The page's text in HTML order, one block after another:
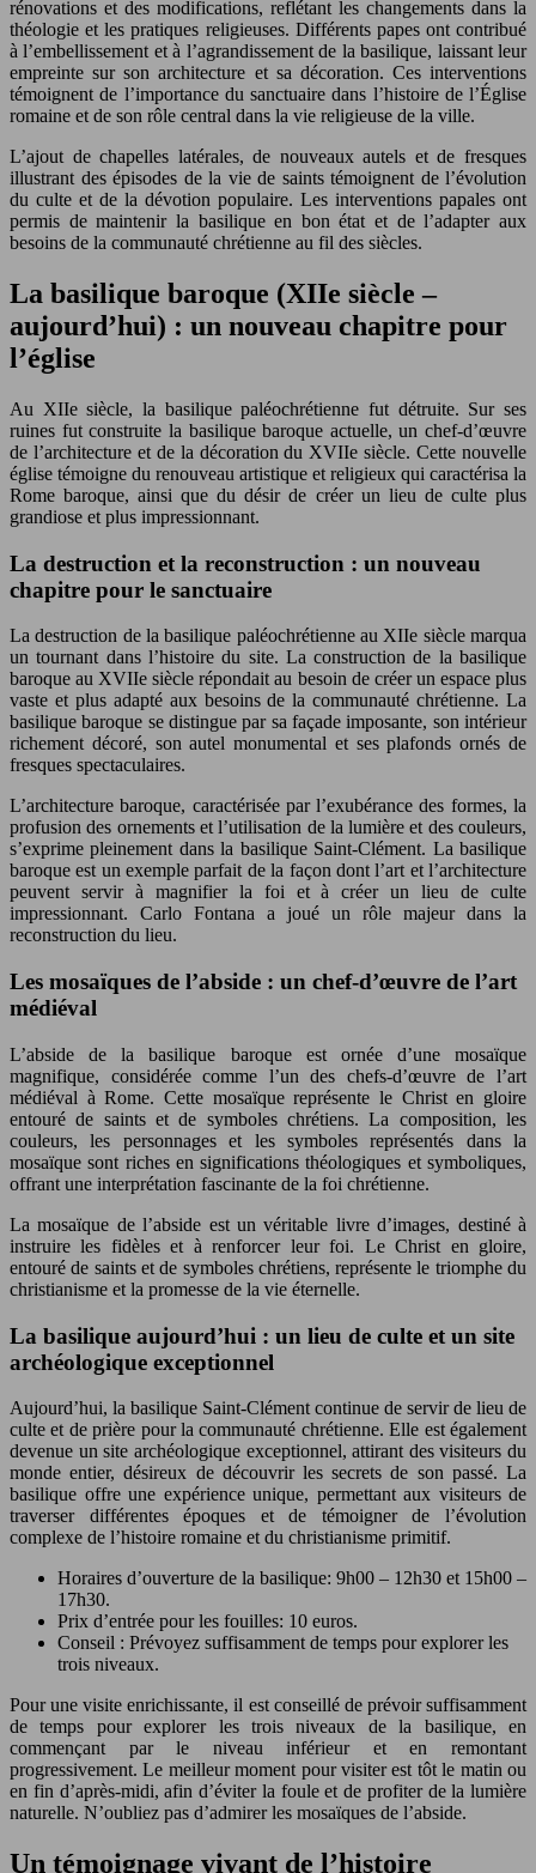
rénovations et des modifications, reflétant les changements dans la
théologie et les pratiques religieuses. Différents papes ont contribué
à l’embellissement et à l’agrandissement de la basilique, laissant leur
empreinte sur son architecture et sa décoration. Ces interventions
témoignent de l’importance du sanctuaire dans l’histoire de l’Église
romaine et de son rôle central dans la vie religieuse de la ville.
L’ajout de chapelles latérales, de nouveaux autels et de fresques
illustrant des épisodes de la vie de saints témoignent de l’évolution
du culte et de la dévotion populaire. Les interventions papales ont
permis de maintenir la basilique en bon état et de l’adapter aux
besoins de la communauté chrétienne au fil des siècles.
La basilique baroque (XIIe siècle –
aujourd’hui) : un nouveau chapitre pour
l’église
Au XIIe siècle, la basilique paléochrétienne fut détruite. Sur ses
ruines fut construite la basilique baroque actuelle, un chef-d’œuvre
de l’architecture et de la décoration du XVIIe siècle. Cette nouvelle
église témoigne du renouveau artistique et religieux qui caractérisa la
Rome baroque, ainsi que du désir de créer un lieu de culte plus
grandiose et plus impressionnant.
La destruction et la reconstruction : un nouveau
chapitre pour le sanctuaire
La destruction de la basilique paléochrétienne au XIIe siècle marqua
un tournant dans l’histoire du site. La construction de la basilique
baroque au XVIIe siècle répondait au besoin de créer un espace plus
vaste et plus adapté aux besoins de la communauté chrétienne. La
basilique baroque se distingue par sa façade imposante, son intérieur
richement décoré, son autel monumental et ses plafonds ornés de
fresques spectaculaires.
L’architecture baroque, caractérisée par l’exubérance des formes, la
profusion des ornements et l’utilisation de la lumière et des couleurs,
s’exprime pleinement dans la basilique Saint-Clément. La basilique
baroque est un exemple parfait de la façon dont l’art et l’architecture
peuvent servir à magnifier la foi et à créer un lieu de culte
impressionnant. Carlo Fontana a joué un rôle majeur dans la
reconstruction du lieu.
Les mosaïques de l’abside : un chef-d’œuvre de l’art
médiéval
L’abside de la basilique baroque est ornée d’une mosaïque
magnifique, considérée comme l’un des chefs-d’œuvre de l’art
médiéval à Rome. Cette mosaïque représente le Christ en gloire
entouré de saints et de symboles chrétiens. La composition, les
couleurs, les personnages et les symboles représentés dans la
mosaïque sont riches en significations théologiques et symboliques,
offrant une interprétation fascinante de la foi chrétienne.
La mosaïque de l’abside est un véritable livre d’images, destiné à
instruire les fidèles et à renforcer leur foi. Le Christ en gloire,
entouré de saints et de symboles chrétiens, représente le triomphe du
christianisme et la promesse de la vie éternelle.
La basilique aujourd’hui : un lieu de culte et un site
archéologique exceptionnel
Aujourd’hui, la basilique Saint-Clément continue de servir de lieu de
culte et de prière pour la communauté chrétienne. Elle est également
devenue un site archéologique exceptionnel, attirant des visiteurs du
monde entier, désireux de découvrir les secrets de son passé. La
basilique offre une expérience unique, permettant aux visiteurs de
traverser différentes époques et de témoigner de l’évolution
complexe de l’histoire romaine et du christianisme primitif.
Horaires d’ouverture de la basilique: 9h00 – 12h30 et 15h00 –
17h30.
Prix d’entrée pour les fouilles: 10 euros.
Conseil : Prévoyez suffisamment de temps pour explorer les
trois niveaux.
Pour une visite enrichissante, il est conseillé de prévoir suffisamment
de temps pour explorer les trois niveaux de la basilique, en
commençant par le niveau inférieur et en remontant
progressivement. Le meilleur moment pour visiter est tôt le matin ou
en fin d’après-midi, afin d’éviter la foule et de profiter de la lumière
naturelle. N’oubliez pas d’admirer les mosaïques de l’abside.
Un témoignage vivant de l’histoire